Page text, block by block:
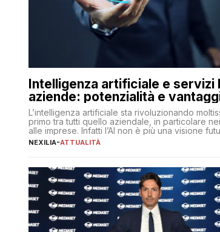
Intelligenza artificiale e servizi
aziende: potenzialità e
L’intelligenza artificiale sta rivoluzionando
primo tra tutti quello aziendale, in particolare
alle imprese. Infatti l’AI non è più una visione
una realtà operativa che sta portando a un
diverse operazioni, bensì comporta […]
NEXILIA-ATTUALITÀ